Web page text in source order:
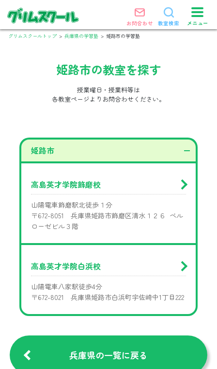
お問合わせ 教室検索 メニュー
グリムスクールトップ > 兵庫県の学習塾 > 姫路市の学習塾
姫路市の教室を探す
授業曜日・授業料等は
各教室ページよりお問合わせください。
姫路市
高島英才学院飾磨校
山陽電車飾磨駅北徒歩１分
〒672-8051 兵庫県姫路市飾磨区清水１２６ ベル
ローゼビル３階
高島英才学院白浜校
山陽電車八家駅徒歩4分
〒672-8021 兵庫県姫路市白浜町宇佐崎中1丁目222
兵庫県の一覧に戻る